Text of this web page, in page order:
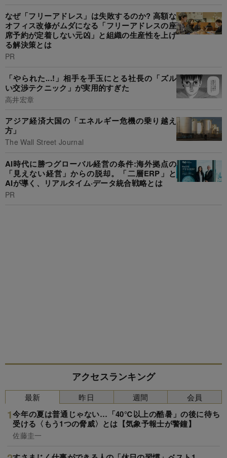
なぜ「フリーアドレス」は失敗するのか? 高額な
オフィス改修がムダになる「フリーアドレスの座
席予約が定着しない元凶」と組織の生産性を上げ
る解決策とは
PR
「やられた...!」相手を手玉にとる社長の「ズル
い交渉テクニック」が実用的すぎた
高井宏章
アジア経済大国の「エネルギー危機の乗り越え
方」
The Wall Street Journal
AI時代に勝つグローバル経営の条件:海外拠点の
「見えない経営」からの脱却。「二層ERP」と
AIが導く、リアルタイム·データ統合戦略とは
PR
アクセスランキング
最新
今年の夏は普通じゃない…「40℃以上の酷暑」の後に待ち
受ける〈もう1つの脅威〉とは【気象予報士が警鐘】
佐藤圭一
昨日 週間 会員